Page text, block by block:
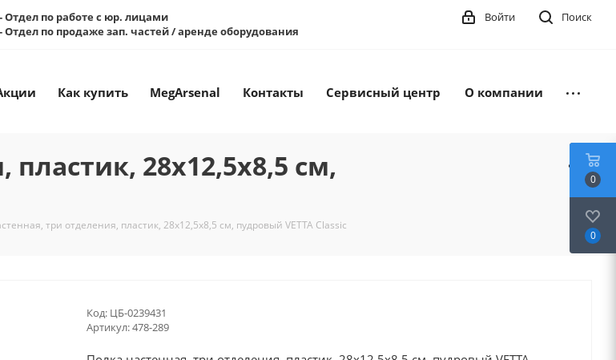
- Отдел по работе с юр. лицами
Отдел по продаже зап. частей / аренде оборудования
Поиск
Войти
Как купить MegArsenal Контакты Сервисный центр О компании
28x12,5x8,5 см,
три отделения, пластик, 28x12,5x8,5 см, пудровый VETTA Classic
Код: ЦБ-0239431
Артикул:478-289
0
0